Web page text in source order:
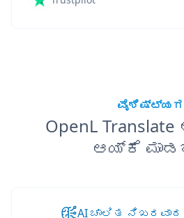
OpenL
ಆಯ್ಕೆ
AI ಚಾಲಿತ ನಿಖರವಾದ